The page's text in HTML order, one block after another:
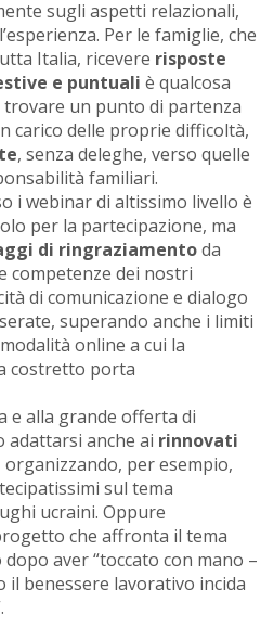
sugli aspetti relazionali,
Per le famiglie, che
Italia, ricevere risposte
e puntuali è qualcosa
un punto di partenza
carico delle proprie difficoltà,
, senza deleghe, verso quelle
familiari.
i webinar di altissimo livello è
per la partecipazione, ma
di ringraziamentoda
competenze dei nostri
di comunicazione e dialogo
superando anche i limiti
online a cui la
costretto porta
e alla grande offerta di
adattarsi anche ai rinnovati
organizzando, per esempio,
sul tema
ucraini. Oppure
che affronta il tema
dopo aver “toccato con mano –
il benessere lavorativo incida